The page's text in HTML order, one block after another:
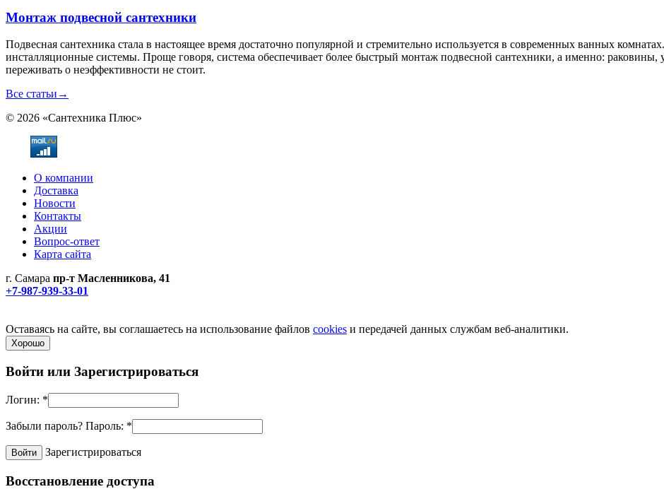
Монтаж подвесной сантехники
Подвесная сантехника стала в настоящее время достаточно популярной и стремительно используется в современных ванных
инсталляционные системы. Проще говоря, система обеспечивает более быстрый монтаж подвесной сантехники, а именно:
переживать о неэффективности не стоит.
Все статьи →
© 2026 «Сантехника Плюс»
О компании
Доставка
Новости
Контакты
Акции
Вопрос-ответ
Карта сайта
г. Самара пр-т Масленникова, 41
+7-987-939-33-01
Оставаясь на сайте, вы соглашаетесь на использование файлов cookies и передачей данных службам веб-аналитики.
Хорошо
Войти или Зарегистрироваться
Логин: *
Забыли пароль? Пароль: *
Зарегистрироваться
Восстановление доступа